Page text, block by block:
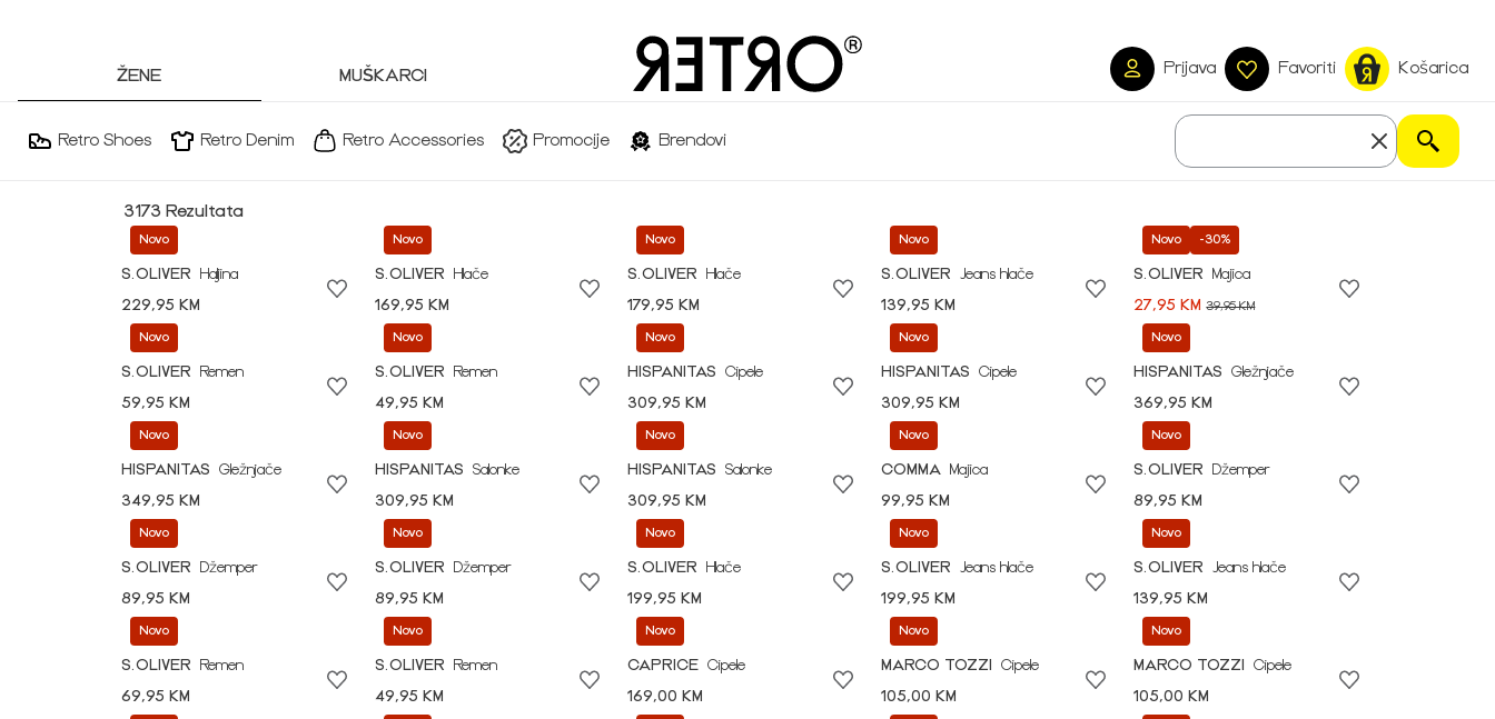
ŽENE MUŠKARCI Prijava Favoriti Košarica
Retro Shoes Retro Denim Retro Accessories Promocije Brendovi
3173 Rezultata
Novo
S.OLIVER
Haljina
229,95 KM
Novo
S.OLIVER
Hlače
169,95 KM
Novo
S.OLIVER
Hlače
179,95 KM
Novo
S.OLIVER
Jeans hlače
139,95 KM
Novo -30%
S.OLIVER
Majica
27,95 KM39,95 KM
Novo
S.OLIVER
Remen
59,95 KM
Novo
S.OLIVER
Remen
49,95 KM
Novo
HISPANITAS
Cipele
309,95 KM
Novo
HISPANITAS
Cipele
309,95 KM
Novo
HISPANITAS
Gležnjače
369,95 KM
Novo
HISPANITAS
Gležnjače
349,95 KM
Novo
HISPANITAS
Salonke
309,95 KM
Novo
HISPANITAS
Salonke
309,95 KM
Novo
COMMA
Majica
99,95 KM
Novo
S.OLIVER
Džemper
89,95 KM
Novo
S.OLIVER
Džemper
89,95 KM
Novo
S.OLIVER
Džemper
89,95 KM
Novo
S.OLIVER
Hlače
199,95 KM
Novo
S.OLIVER
Jeans hlače
199,95 KM
Novo
S.OLIVER
Jeans hlače
139,95 KM
Novo
S.OLIVER
Remen
69,95 KM
Novo
S.OLIVER
Remen
49,95 KM
Novo
CAPRICE Cipele
169,00 KM
Novo
MARCO TOZZI
Cipele
105,00 KM
Novo
MARCO TOZZI
Cipele
105,00 KM